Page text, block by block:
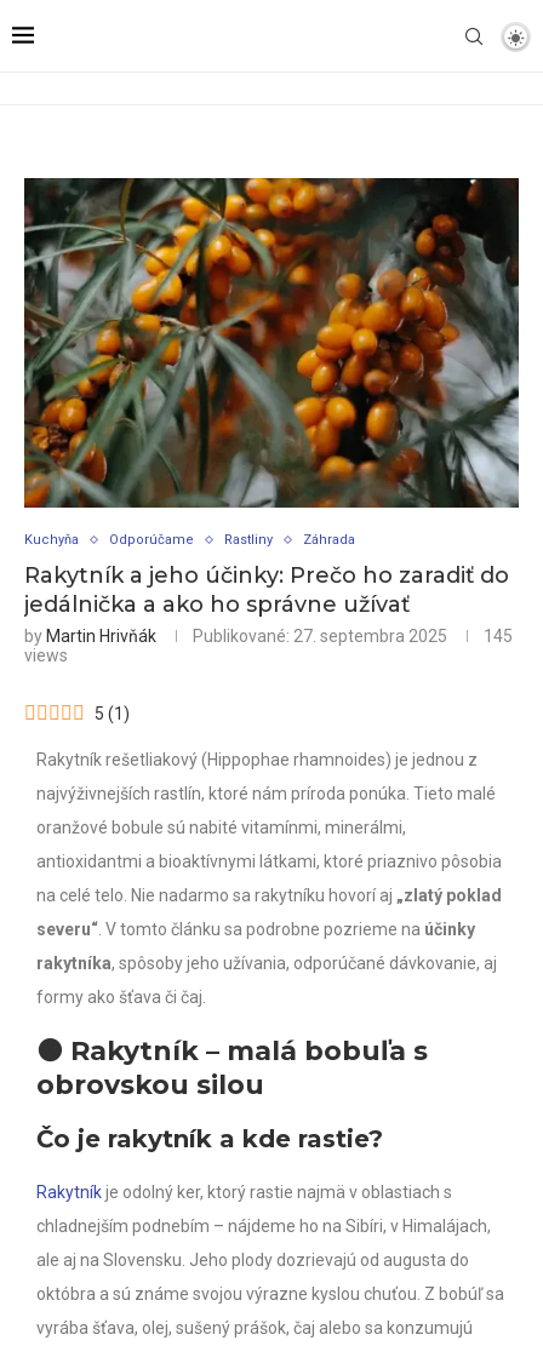
Kuchyňa Odporúčame Rastliny Záhrada
Rakytník a jeho účinky: Prečo ho zaradiť do
jedálnička a ako ho správne užívať
by Martin Hrivňák Publikované: 27. septembra 2025
145
views
5 (1)
Rakytník rešetliakový (Hippophae rhamnoides) je jednou z
najvýživnejších rastlín, ktoré nám príroda ponúka. Tieto malé
oranžové bobule sú nabité vitamínmi, minerálmi,
antioxidantmi a bioaktívnymi látkami, ktoré priaznivo pôsobia
na celé telo. Nie nadarmo sa rakytníku hovorí aj „zlatý poklad
severu“ . V tomto článku sa podrobne pozrieme na účinky
rakytníka, spôsoby jeho užívania, odporúčané dávkovanie, aj
formy ako šťava či čaj.
🟠 Rakytník – malá bobuľa s
obrovskou silou
Čo je rakytník a kde rastie?
Rakytníkje odolný ker, ktorý rastie najmä v oblastiach s
chladnejším podnebím – nájdeme ho na Sibíri, v Himalájach,
ale aj na Slovensku. Jeho plody dozrievajú od augusta do
októbra a sú známe svojou výrazne kyslou chuťou. Z bobúľ sa
vyrába šťava, olej, sušený prášok, čaj alebo sa konzumujú